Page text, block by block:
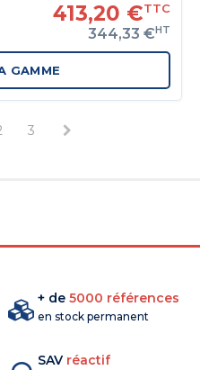
413,20 €TTC
344,33 €HT
GAMME
3
+ de 5000 références
en stock permanent
SAV réactif